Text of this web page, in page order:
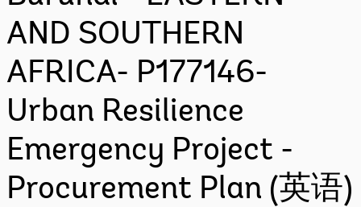
AND SOUTHERN
AFRICA- P177146-
Urban Resilience
Emergency Project -
Procurement Plan (英语)